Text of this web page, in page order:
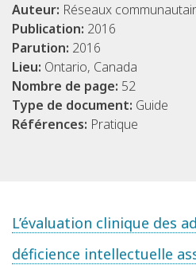
Auteur: Réseaux
Publication: 2016
Parution: 2016
Lieu: Ontario, Canada
Nombre de page: 52
Type de document: Guide
Références: Pratique
L’évaluation clinique des
déficience intellectuelle